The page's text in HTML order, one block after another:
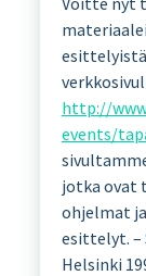
http://
events/
jotka ovat
ohjelmat
esittelyt. –
Helsinki